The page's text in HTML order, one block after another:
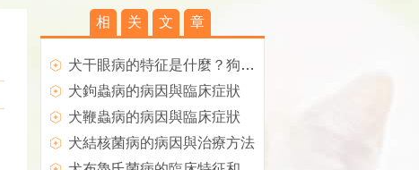
相 关 文 章
犬干眼病的特征是什麼？狗狗得了干眼病怎麼辦？
犬鉤蟲病的病因與臨床症狀
犬鞭蟲病的病因與臨床症狀
犬結核菌病的病因與治療方法